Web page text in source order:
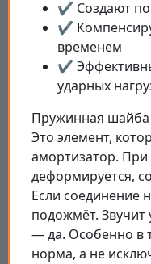
✔️ Создают
✔️
временем
✔️
ударных
Пружинная шайба
Это элемент,
амортизатор. При
деформируется,
Если соединение
подожмёт. Звучит
— да. Особенно в
норма, а не